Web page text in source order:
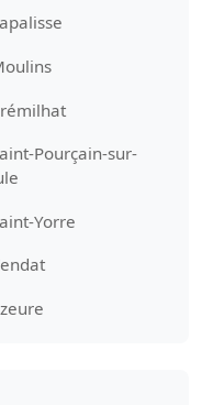
Pourçain-sur-
Yorre